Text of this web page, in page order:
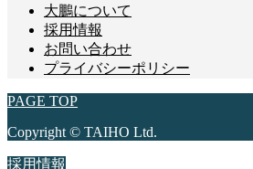
大鵬について
採用情報
お問い合わせ
プライバシーポリシー
PAGE TOP
Copyright © TAIHO Ltd.
採用情報